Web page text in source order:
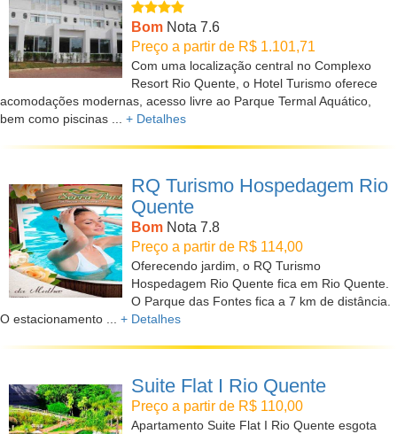
Bom Nota 7.6
Preço a partir de R$ 1.101,71
Com uma localização central no Complexo
Resort Rio Quente, o Hotel Turismo oferece
acomodações modernas, acesso livre ao Parque Termal Aquático,
bem como piscinas ... + Detalhes
RQ Turismo Hospedagem Rio
Quente
Bom Nota 7.8
Preço a partir de R$ 114,00
Oferecendo jardim, o RQ Turismo
Hospedagem Rio Quente fica em Rio Quente.
O Parque das Fontes fica a 7 km de distância.
O estacionamento ... + Detalhes
Suite Flat I Rio Quente
Preço a partir de R$ 110,00
Apartamento Suite Flat I Rio Quente esgota